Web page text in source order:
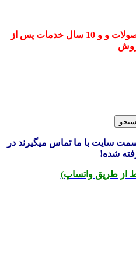
18 ماه گارانتی برای تمامی محصولات و و 10 سال خدمات پس از
سایت با ما تماس میگیرند در
شده!
از طریق واتساپ)